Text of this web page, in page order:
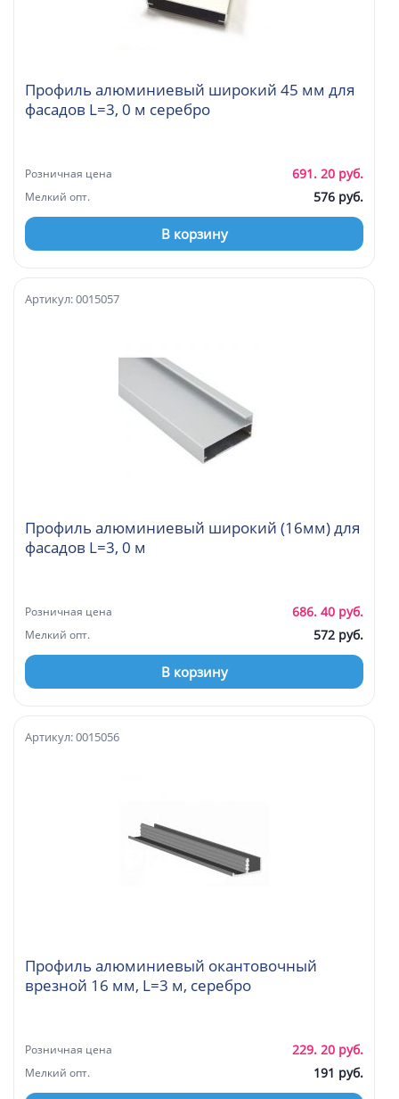
Профиль алюминиевый широкий 45 мм для
фасадов L=3, 0 м серебро
Розничная цена 691. 20 руб.
Мелкий опт. 576 руб.
В корзину
Профиль алюминиевый широкий (16мм) для
фасадов L=3, 0 м
Артикул: 0015057
Розничная цена 686. 40 руб.
Мелкий опт. 572 руб.
В корзину
Профиль алюминиевый окантовочный
врезной 16 мм, L=3 м, серебро
Артикул: 0015056
Розничная цена 229. 20 руб.
Мелкий опт. 191 руб.